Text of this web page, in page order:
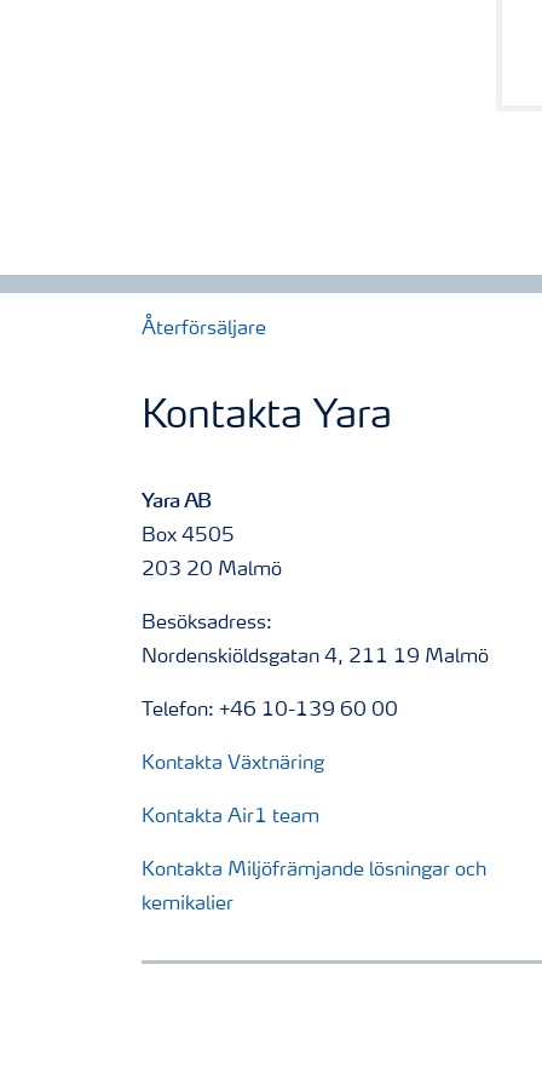
Återförsäljare
Kontakta Yara
Yara AB
Box 4505
203 20 Malmö
Besöksadress:
Nordenskiöldsgatan 4, 211 19 Malmö
Telefon: +46 10-139 60 00
Kontakta Växtnäring
Kontakta Air1 team
Kontakta Miljöfrämjande lösningar och
kemikalier